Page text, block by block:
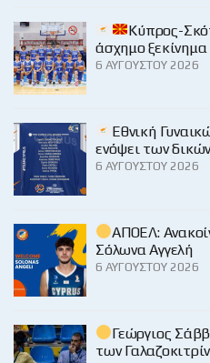
Κύπρος-
άσχημο
6 ΑΥΓΟΎΣΤΟΥ 2026
Εθνική
ενόψει των
6 ΑΥΓΟΎΣΤΟΥ 2026
ΑΠΟΕΛ:
Σόλωνα Αγγελή
6 ΑΥΓΟΎΣΤΟΥ 2026
Γεώργιος
των